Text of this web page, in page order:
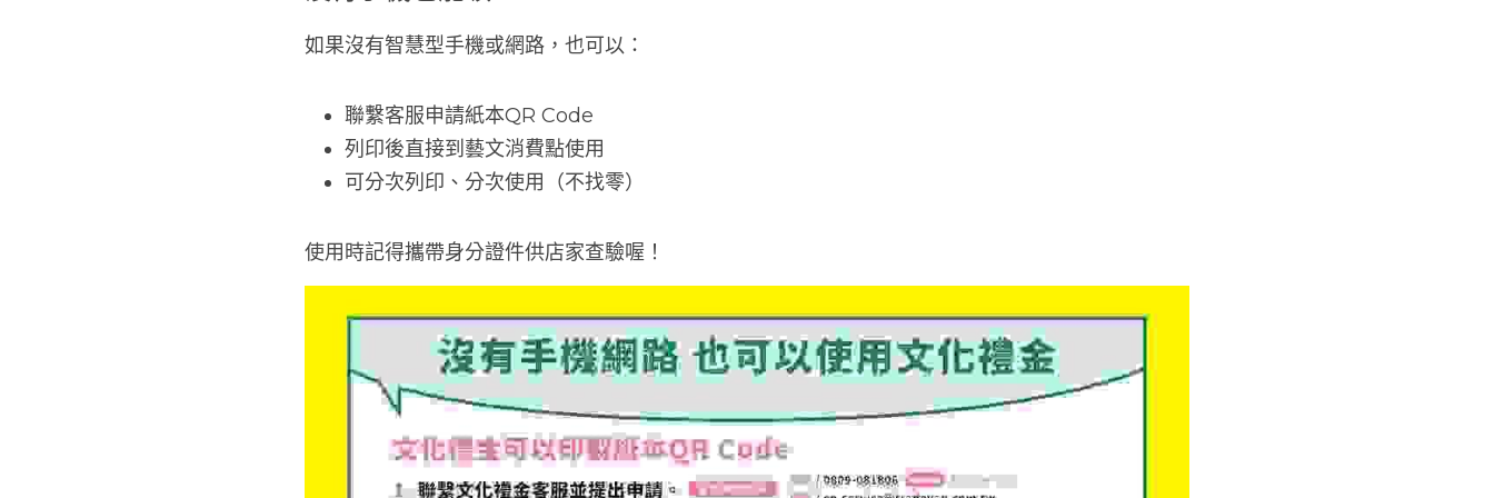
如果沒有智慧型手機或網路，也可以：
聯繫客服申請紙本QR Code
列印後直接到藝文消費點使用
可分次列印、分次使用（不找零）
使用時記得攜帶身分證件供店家查驗喔！